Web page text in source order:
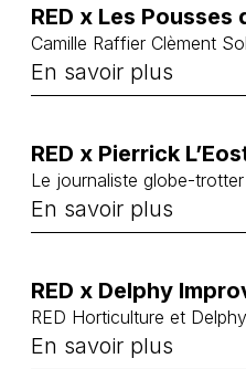
RED x Les Pousses
Camille Raffier Clèment
En savoir plus
RED x Pierrick
Le journaliste globe-
En savoir plus
RED x Delphy
RED Horticulture et
En savoir plus